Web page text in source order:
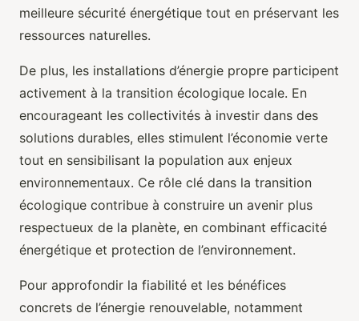
meilleure sécurité énergétique tout en préservant les
ressources naturelles.
De plus, les installations d’énergie propre participent
activement à la transition écologique locale. En
encourageant les collectivités à investir dans des
solutions durables, elles stimulent l’économie verte
tout en sensibilisant la population aux enjeux
environnementaux. Ce rôle clé dans la transition
écologique contribue à construire un avenir plus
respectueux de la planète, en combinant efficacité
énergétique et protection de l’environnement.
Pour approfondir la fiabilité et les bénéfices
concrets de l’énergie renouvelable, notamment